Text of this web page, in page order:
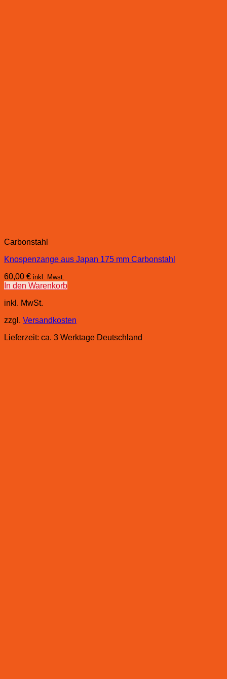
Carbonstahl
Knospenzange aus Japan 175 mm Carbonstahl
60,00 € inkl. Mwst.
In den Warenkorb
inkl. MwSt.
zzgl. Versandkosten
Lieferzeit: ca. 3 Werktage Deutschland